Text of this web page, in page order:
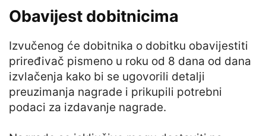
Obavijest dobitnicima
Izvučenog će dobitnika o dobitku obavijestiti
priređivač pismeno u roku od 8 dana od dana
izvlačenja kako bi se ugovorili detalji
preuzimanja nagrade i prikupili potrebni
podaci za izdavanje nagrade.